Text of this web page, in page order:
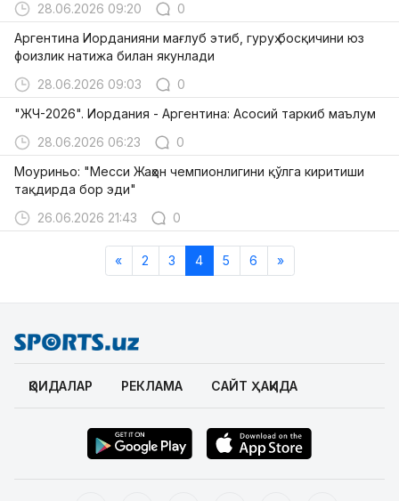
28.06.2026 09:20
0
Аргентина Иорданияни мағлуб этиб, гуруҳ босқичини юз
фоизлик натижа билан якунлади
28.06.2026 09:03
0
"ЖЧ-2026". Иордания - Аргентина: Асосий таркиб маълум
28.06.2026 06:23
0
Моуриньо: "Месси Жаҳон чемпионлигини қўлга киритиши
тақдирда бор эди"
26.06.2026 21:43
0
« 2 3 4 5 6 »
ҚОИДАЛАР РЕКЛАМА САЙТ ҲАҚИДА